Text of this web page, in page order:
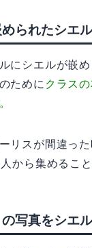
られたシエ
にシエルが嵌
ために クラス
リスが間違っ
から集めるこ
の写真をシエ